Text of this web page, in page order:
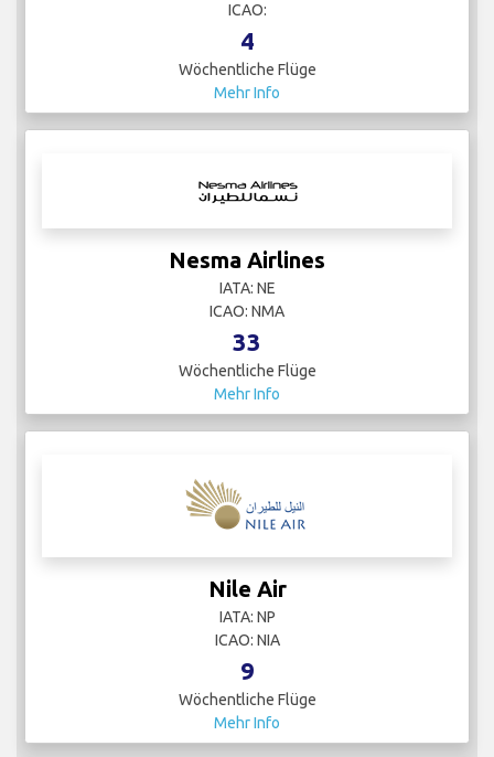
ICAO:
4
Wöchentliche Flüge
Mehr Info
Nesma Airlines
IATA: NE
ICAO: NMA
33
Wöchentliche Flüge
Mehr Info
Nile Air
IATA: NP
ICAO: NIA
9
Wöchentliche Flüge
Mehr Info